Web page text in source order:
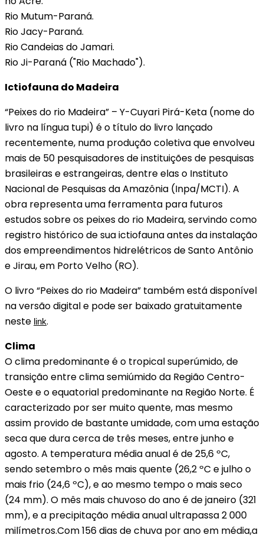
Rio Mutum-Paraná.
Rio Jacy-Paraná.
Rio Candeias do Jamari.
Rio Ji-Paraná ("Rio Machado").
Ictiofauna do Madeira
“Peixes do rio Madeira” – Y-Cuya­ri Pirá-Keta (nome do
livro na língua tupi) é o título do livro lançado
recentemente, numa produção coletiva que envolveu
mais de 50 pesquisadores de instituições de pesquisas
brasileiras e estrangeiras, dentre elas o Instituto
Nacional de Pesquisas da Amazônia (Inpa/MCTI). A
obra representa uma ferramenta para futuros
estudos sobre os peixes do rio Madeira, servindo como
registro histórico de sua ictiofauna antes da instalação
dos empreendimentos hidrelétricos de Santo Antônio
e Jirau, em Porto Velho (RO).
O livro “Peixes do rio Madeira” também está disponível
na versão digital e pode ser baixado gratuitamente
neste link.
Clima
O clima predominante é o tropical superúmido, de
transição entre clima semiúmido da Região Centro-
Oeste e o equatorial predominante na Região Norte. É
caracterizado por ser muito quente, mas mesmo
assim provido de bastante umidade, com uma estação
seca que dura cerca de três meses, entre junho e
agosto. A temperatura média anual é de 25,6 ºC,
sendo setembro o mês mais quente (26,2 ºC e julho o
mais frio (24,6 ºC), e ao mesmo tempo o mais seco
(24 mm). O mês mais chuvoso do ano é de janeiro (321
mm), e a precipitação média anual ultrapassa 2 000
milímetros.Com 156 dias de chuva por ano em média,a